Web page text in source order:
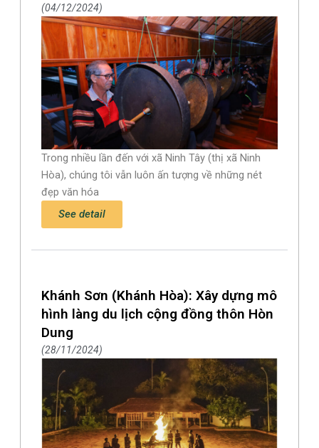
04/12/2024
Trong nhiều lần đến với xã Ninh Tây (thị xã Ninh
Hòa), chúng tôi vẫn luôn ấn tượng về những nét
đẹp văn hóa
See detail
Khánh Sơn (Khánh Hòa): Xây dựng mô
hình làng du lịch cộng đồng thôn Hòn
Dung
28/11/2024